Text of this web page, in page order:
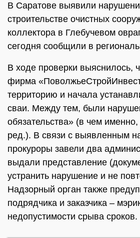
В Саратове выявили
строительстве очистных
коллектора в Глебучевом
сегодня сообщили в
В ходе проверки выяснилось,
фирма
территорию и начала
сваи. Между тем, были
обязательства» (в чем именно,
ред.). В связи с выявленным
прокуроры завели два
выдали представление
устранить нарушение и не
Надзорный орган также
подрядчика и заказчика –
недопустимости срыва сроков.